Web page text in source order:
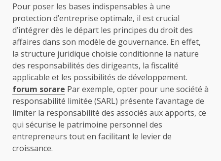
Pour poser les bases indispensables à une
protection d’entreprise optimale, il est crucial
d’intégrer dès le départ les principes du droit des
affaires dans son modèle de gouvernance. En effet,
la structure juridique choisie conditionne la nature
des responsabilités des dirigeants, la fiscalité
applicable et les possibilités de développement.
forum sorare Par exemple, opter pour une société à
responsabilité limitée (SARL) présente l’avantage de
limiter la responsabilité des associés aux apports, ce
qui sécurise le patrimoine personnel des
entrepreneurs tout en facilitant le levier de
croissance.